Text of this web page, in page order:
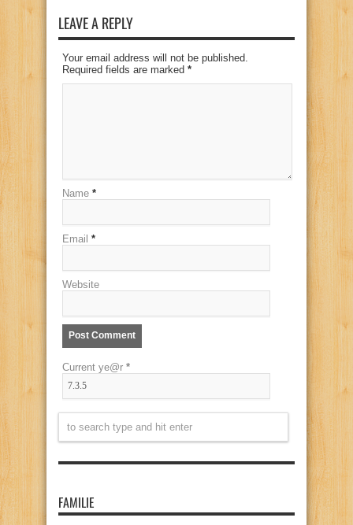
LEAVE A REPLY
Your email address will not be published.
Required fields are marked *
Name *
Email *
Website
Current ye@r *
FAMILIE